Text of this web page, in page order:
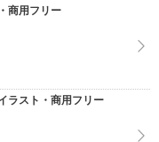
商用フリー
ラスト・商用フリー